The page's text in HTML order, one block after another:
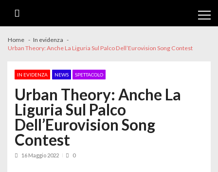
Home
In evidenza
Urban Theory: Anche La Liguria Sul Palco Dell’Eurovision Song Contest
IN EVIDENZA NEWS SPETTACOLO
Urban Theory: Anche La
Liguria Sul Palco
Dell’Eurovision Song
Contest
16 Maggio 2022 0